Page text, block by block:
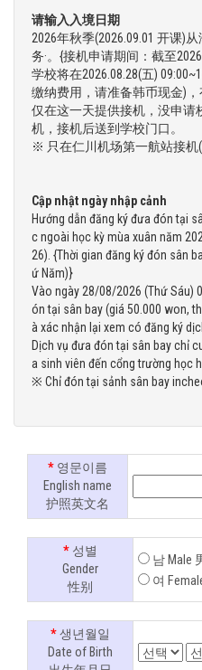
请输入入境日期
2026年秋季(2026.09.01 开课)
务·。{接机申请期间：截至
学校将在2026.08.28(五)
缴纳费用，请准备韩币现金)，
仅在这一天提供接机，没申请
机，接机后送到学校门口。
※ 只在仁川机场第一航站接机
Cập nhật ngày nhập cảnh
Hướng dẫn đăng ký đưa đón tại
c ngoài học kỳ mùa xuân năm
26). {Thời gian đăng ký đón sân
ứ Năm)}
Vào ngày 28/08/2026 (Thứ Sáu)
ón tại sân bay (giá 50.000 won,
à xác nhận lại xem có đăng ký
Dịch vụ đưa đón tại sân bay chỉ
a sinh viên đến cổng trường học
※ Chỉ đón tại sảnh sân bay
* 영문이름
English name
护照英文名
* 성별
Gender
性别
남 Male
여
*생년월일
Date of Birth